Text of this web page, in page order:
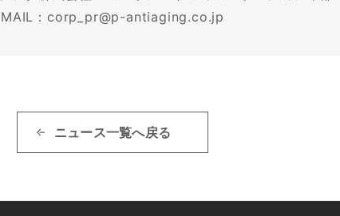
MAIL：corp_pr@p-antiaging.co.jp
ニュース一覧へ戻る